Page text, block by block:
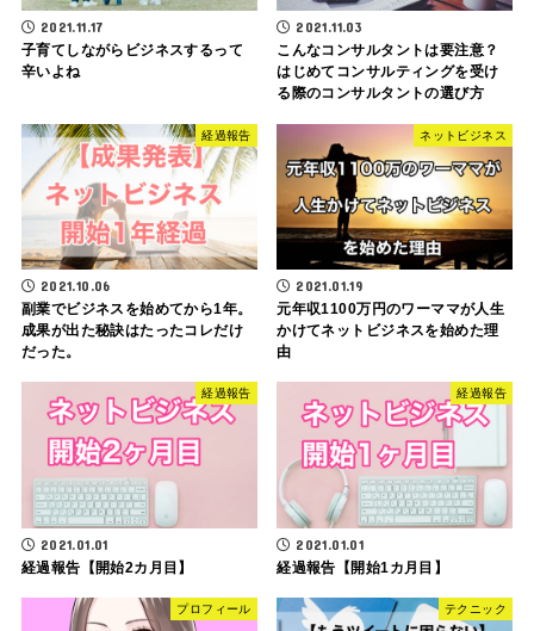
2021.11.17
子育てしながらビジネスするって
辛いよね
2021.11.03
こんなコンサルタントは要注意？
はじめてコンサルティングを受け
る際のコンサルタントの選び方
経過報告
2021.10.06
副業でビジネスを始めてから1年。
成果が出た秘訣はたったコレだけ
だった。
ネットビジネス
2021.01.19
元年収1100万円のワーママが人生
かけてネットビジネスを始めた理
由
経過報告
2021.01.01
経過報告【開始2カ月目】
経過報告
2021.01.01
経過報告【開始1カ月目】
プロフィール テクニック